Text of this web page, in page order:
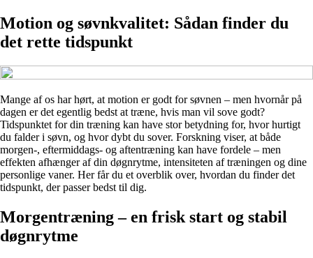
Motion og søvnkvalitet: Sådan finder du
det rette tidspunkt
Mange af os har hørt, at motion er godt for søvnen – men hvornår på
dagen er det egentlig bedst at træne, hvis man vil sove godt?
Tidspunktet for din træning kan have stor betydning for, hvor hurtigt
du falder i søvn, og hvor dybt du sover. Forskning viser, at både
morgen-, eftermiddags- og aftentræning kan have fordele – men
effekten afhænger af din døgnrytme, intensiteten af træningen og dine
personlige vaner. Her får du et overblik over, hvordan du finder det
tidspunkt, der passer bedst til dig.
Morgentræning – en frisk start og stabil
døgnrytme